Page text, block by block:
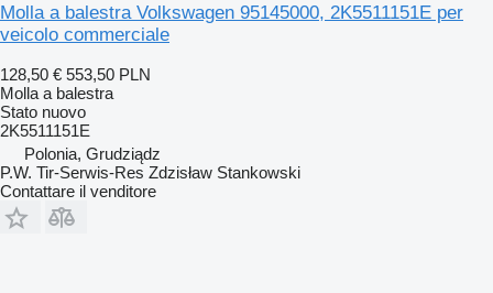
Molla a balestra Volkswagen 95145000, 2K5511151E per
veicolo commerciale
128,50 € 553,50 PLN
Molla a balestra
Stato nuovo
2K5511151E
Polonia, Grudziądz
P.W. Tir-Serwis-Res Zdzisław Stankowski
Contattare il venditore